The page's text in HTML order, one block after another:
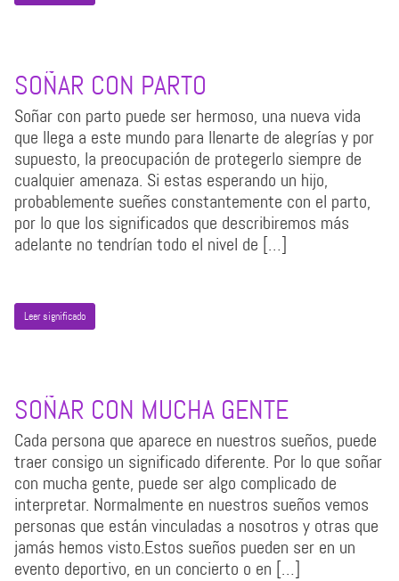
SOÑAR CON PARTO
Soñar con parto puede ser hermoso, una nueva vida
que llega a este mundo para llenarte de alegrías y por
supuesto, la preocupación de protegerlo siempre de
cualquier amenaza. Si estas esperando un hijo,
probablemente sueñes constantemente con el parto,
por lo que los significados que describiremos más
adelante no tendrían todo el nivel de […]
Leer significado
SOÑAR CON MUCHA GENTE
Cada persona que aparece en nuestros sueños, puede
traer consigo un significado diferente. Por lo que soñar
con mucha gente, puede ser algo complicado de
interpretar. Normalmente en nuestros sueños vemos
personas que están vinculadas a nosotros y otras que
jamás hemos visto.Estos sueños pueden ser en un
evento deportivo, en un concierto o en […]